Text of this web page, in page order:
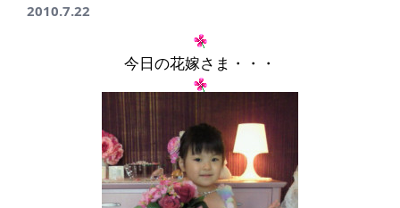
2010.7.22
今日の花嫁さま・・・